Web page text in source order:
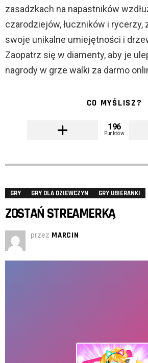
zasadzkach na napastników
czarodziejów, łuczników i rycerzy,
swoje unikalne umiejętności i
Zaopatrz się w diamenty, aby je
nagrody w grze walki za darmo
CO MYŚLISZ?
196
Punktów
GRY GRY DLA DZIEWCZYN GRY UBIERANKI
ZOSTAŃ STREAMERKĄ
przez MARCIN